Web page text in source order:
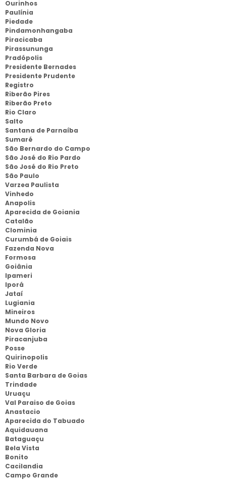
Ourinhos
Paulínia
Piedade
Pindamonhangaba
Piracicaba
Pirassununga
Pradópolis
Presidente Bernades
Presidente Prudente
Registro
Riberão Pires
Riberão Preto
Rio Claro
Salto
Santana de Parnaíba
Sumaré
São Bernardo do Campo
São José do Rio Pardo
São José do Rio Preto
São Paulo
Varzea Paulista
Vinhedo
Anapolis
Aparecida de Goiania
Catalão
Clominia
Curumbá de Goiais
Fazenda Nova
Formosa
Goiânia
Ipameri
Iporá
Jataí
Lugiania
Mineiros
Mundo Novo
Nova Gloria
Piracanjuba
Posse
Quirinopolis
Rio Verde
Santa Barbara de Goias
Trindade
Uruaçu
Val Paraiso de Goias
Anastacio
Aparecida do Tabuado
Aquidauana
Bataguaçu
Bela Vista
Bonito
Cacilandia
Campo Grande